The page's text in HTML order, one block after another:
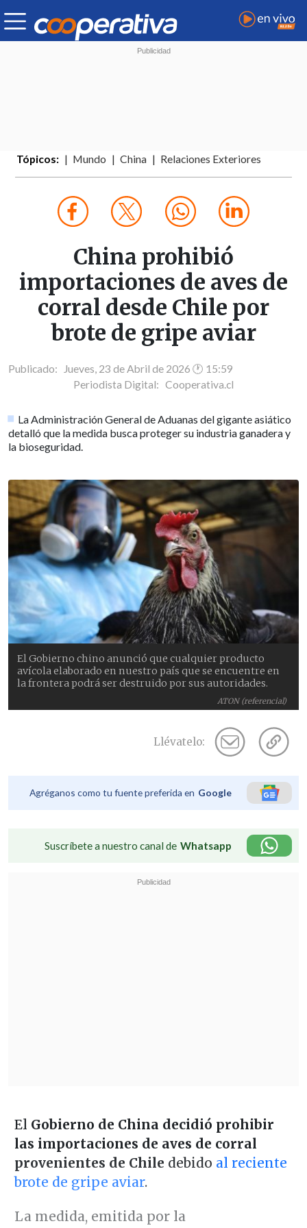
Tópicos: Mundo China Relaciones Exteriores
China prohibió
importaciones de aves de
corral desde Chile por
brote de gripe aviar
Publicado: Jueves, 23 de Abril de 2026 🕐 15:59
Periodista Digital: Cooperativa.cl
La Administración General de Aduanas del gigante asiático
detalló que la medida busca proteger su industria ganadera y
la bioseguridad.
ATON (referencial)
El Gobierno chino anunció que cualquier producto
avícola elaborado en nuestro país que se encuentre en
la frontera podrá ser destruido por sus autoridades.
Llévatelo:
Agréganos como tu fuente preferida en Google
Suscríbete a nuestro canal de Whatsapp
El Gobierno de China decidió prohibir
las importaciones de aves de corral
provenientes de Chile debido al reciente
brote de gripe aviar.
La medida, emitida por la